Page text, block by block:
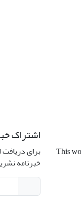
This
اشتراک
برای دریافت
خبرنامه